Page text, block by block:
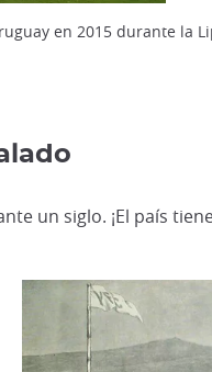
en 2015 durante la
un siglo. ¡El país